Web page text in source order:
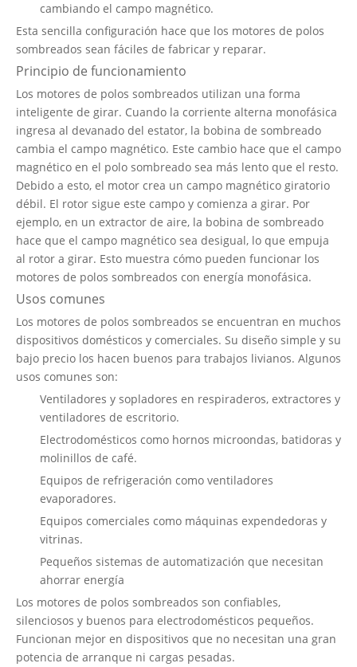
cambiando el campo magnético.
Esta sencilla configuración hace que los motores de polos
sombreados sean fáciles de fabricar y reparar.
Principio de funcionamiento
Los motores de polos sombreados utilizan una forma
inteligente de girar. Cuando la corriente alterna monofásica
ingresa al devanado del estator, la bobina de sombreado
cambia el campo magnético. Este cambio hace que el campo
magnético en el polo sombreado sea más lento que el resto.
Debido a esto, el motor crea un campo magnético giratorio
débil. El rotor sigue este campo y comienza a girar. Por
ejemplo, en un extractor de aire, la bobina de sombreado
hace que el campo magnético sea desigual, lo que empuja
al rotor a girar. Esto muestra cómo pueden funcionar los
motores de polos sombreados con energía monofásica.
Usos comunes
Los motores de polos sombreados se encuentran en muchos
dispositivos domésticos y comerciales. Su diseño simple y su
bajo precio los hacen buenos para trabajos livianos. Algunos
usos comunes son:
Ventiladores y sopladores en respiraderos, extractores y
ventiladores de escritorio.
Electrodomésticos como hornos microondas, batidoras y
molinillos de café.
Equipos de refrigeración como ventiladores
evaporadores.
Equipos comerciales como máquinas expendedoras y
vitrinas.
Pequeños sistemas de automatización que necesitan
ahorrar energía
Los motores de polos sombreados son confiables,
silenciosos y buenos para electrodomésticos pequeños.
Funcionan mejor en dispositivos que no necesitan una gran
potencia de arranque ni cargas pesadas.